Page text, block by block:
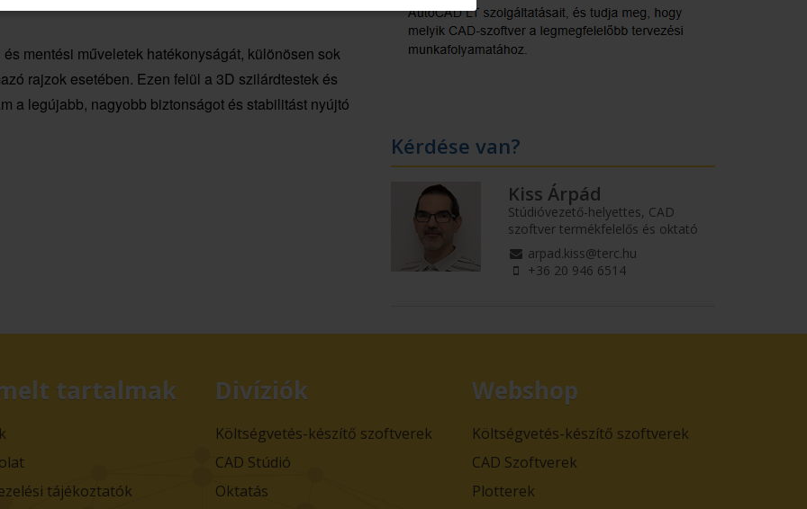
mentési műveletek hatékonyságát, különösen sok
rajzok esetében. Ezen felül a 3D szilárdtestek és
a legújabb, nagyobb biztonságot és stabilitást nyújtó
Kérdése van?
Kiss Árpád
Stúdióvezető-helyettes, CAD
szoftver termékfelelős és oktató
arpad.kiss@terc.hu
+36 20 946 6514
tartalmak
tájékoztatók
Divíziók
Költségvetés-készítő szoftverek
CAD Stúdió
Oktatás
Webshop
Költségvetés-készítő szoftverek
CAD Szoftverek
Plotterek